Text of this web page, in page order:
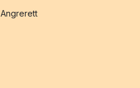
Angrerett